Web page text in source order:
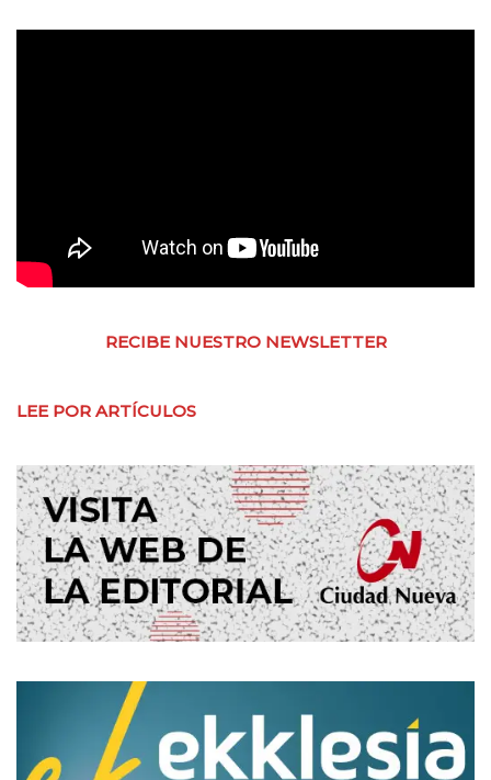
RECIBE NUESTRO NEWSLETTER
LEE POR ARTÍCULOS